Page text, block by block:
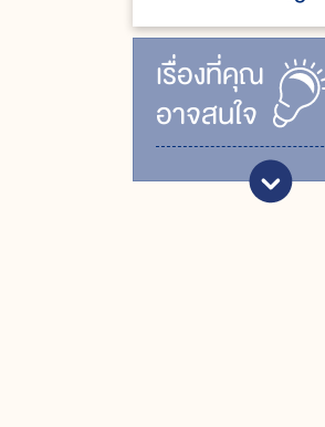
เรื่ิองที่คุณ
อาจสนใจ